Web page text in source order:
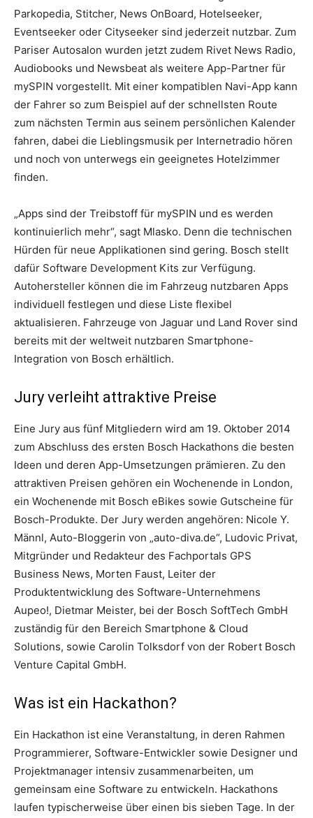
Parkopedia, Stitcher, News OnBoard, Hotelseeker,
Eventseeker oder Cityseeker sind jederzeit nutzbar. Zum
Pariser Autosalon wurden jetzt zudem Rivet News Radio,
Audiobooks und Newsbeat als weitere App-Partner für
mySPIN vorgestellt. Mit einer kompatiblen Navi-App kann
der Fahrer so zum Beispiel auf der schnellsten Route
zum nächsten Termin aus seinem persönlichen Kalender
fahren, dabei die Lieblingsmusik per Internetradio hören
und noch von unterwegs ein geeignetes Hotelzimmer
finden.
„Apps sind der Treibstoff für mySPIN und es werden
kontinuierlich mehr“, sagt Mlasko. Denn die technischen
Hürden für neue Applikationen sind gering. Bosch stellt
dafür Software Development Kits zur Verfügung.
Autohersteller können die im Fahrzeug nutzbaren Apps
individuell festlegen und diese Liste flexibel
aktualisieren. Fahrzeuge von Jaguar und Land Rover sind
bereits mit der weltweit nutzbaren Smartphone-
Integration von Bosch erhältlich.
Jury verleiht attraktive Preise
Eine Jury aus fünf Mitgliedern wird am 19. Oktober 2014
zum Abschluss des ersten Bosch Hackathons die besten
Ideen und deren App-Umsetzungen prämieren. Zu den
attraktiven Preisen gehören ein Wochenende in London,
ein Wochenende mit Bosch eBikes sowie Gutscheine für
Bosch-Produkte. Der Jury werden angehören: Nicole Y.
Männl, Auto-Bloggerin von „auto-diva.de“, Ludovic Privat,
Mitgründer und Redakteur des Fachportals GPS
Business News, Morten Faust, Leiter der
Produktentwicklung des Software-Unternehmens
Aupeo!, Dietmar Meister, bei der Bosch SoftTech GmbH
zuständig für den Bereich Smartphone & Cloud
Solutions, sowie Carolin Tolksdorf von der Robert Bosch
Venture Capital GmbH.
Was ist ein Hackathon?
Ein Hackathon ist eine Veranstaltung, in deren Rahmen
Programmierer, Software-Entwickler sowie Designer und
Projektmanager intensiv zusammenarbeiten, um
gemeinsam eine Software zu entwickeln. Hackathons
laufen typischerweise über einen bis sieben Tage. In der